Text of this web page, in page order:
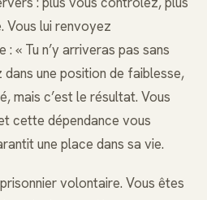
Vous lui renvoyez
« Tu n’y arriveras pas sans
dans une position de faiblesse,
mais c’est le résultat. Vous
cette dépendance vous
une place dans sa vie.
volontaire. Vous êtes